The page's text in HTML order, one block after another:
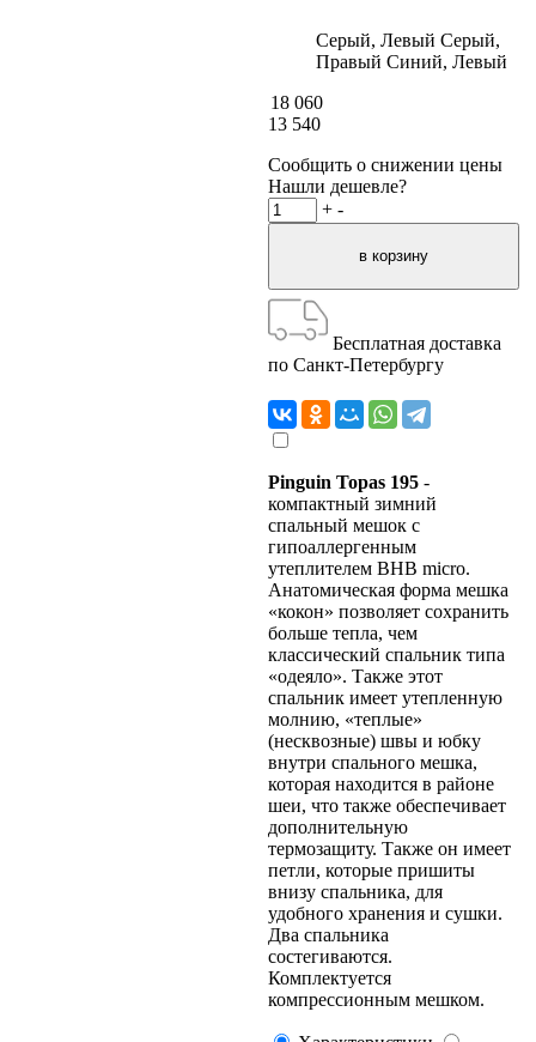
Серый, Левый Серый,
Правый Синий, Левый
18 060
13 540
Сообщить о снижении цены
Нашли дешевле?
+ -
Бесплатная доставка
по Санкт-Петербургу
Pinguin Topas 195 -
компактный зимний
спальный мешок с
гипоаллергенным
утеплителем BHB micro.
Анатомическая форма мешка
«кокон» позволяет сохранить
больше тепла, чем
классический спальник типа
«одеяло». Также этот
спальник имеет утепленную
молнию, «теплые»
(несквозные) швы и юбку
внутри спального мешка,
которая находится в районе
шеи, что также обеспечивает
дополнительную
термозащиту. Также он имеет
петли, которые пришиты
внизу спальника, для
удобного хранения и сушки.
Два спальника
состегиваются.
Комплектуется
компрессионным мешком.